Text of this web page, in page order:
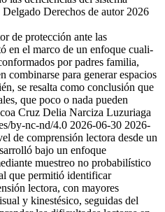
Delgado Derechos de autor 2026
de protección ante las
en el marco de un enfoque cuali-
por padres familia,
para generar espacios
se resalta como conclusión que
que poco o nada pueden
Cruz Delia Narciza Luzuriaga
by-nc-nd/4.0 2026-06-30 2026-
de comprensión lectora desde un
bajo un enfoque
muestreo no probabilístico
que permitió identificar
lectora, con mayores
y kinestésico, seguidas del